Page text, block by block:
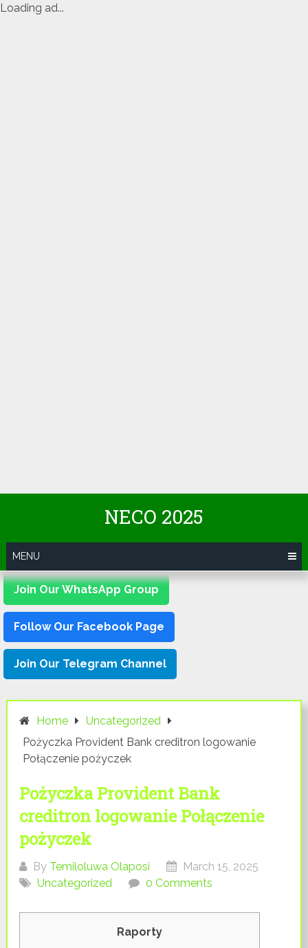
Loading ad...
NECO 2025
MENU
Join Our WhatsApp Group
Follow Our Facebook Page
Join Our Telegram Channel
Home
Uncategorized
Pożyczka Provident Bank creditron logowanie
Połączenie pożyczek
Pożyczka Provident Bank
creditron logowanie Połączenie
pożyczek
By Temiloluwa Olaposi
March 15, 2025
Uncategorized
0 Comments
Raporty